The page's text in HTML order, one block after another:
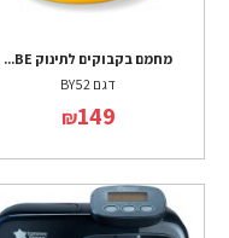
מחמם בקבוקים לתינוק BE...
דגם BY52
₪149